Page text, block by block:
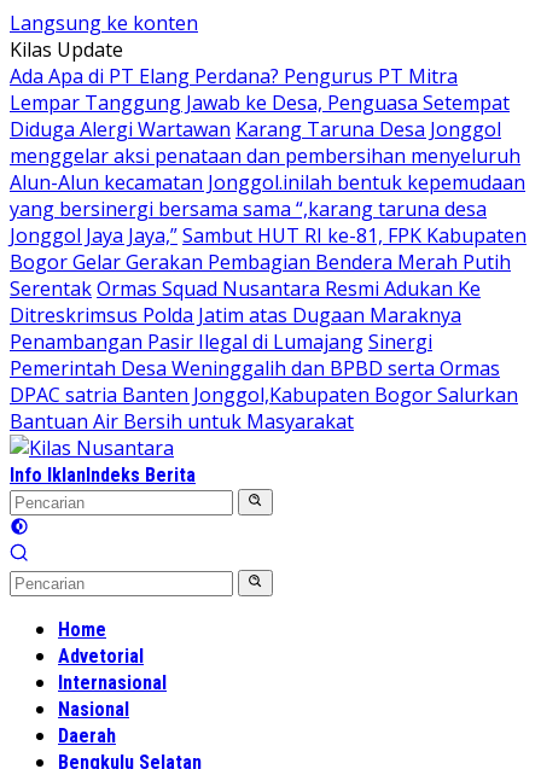
Langsung ke konten
Kilas Update
Ada Apa di PT Elang Perdana? Pengurus PT Mitra
Lempar Tanggung Jawab ke Desa, Penguasa Setempat
Diduga Alergi Wartawan Karang Taruna Desa Jonggol
menggelar aksi penataan dan pembersihan menyeluruh
Alun-Alun kecamatan Jonggol.inilah bentuk kepemudaan
yang bersinergi bersama sama “,karang taruna desa
Jonggol Jaya Jaya,”Sambut HUT RI ke-81, FPK Kabupaten
Bogor Gelar Gerakan Pembagian Bendera Merah Putih
SerentakOrmas Squad Nusantara Resmi Adukan Ke
Ditreskrimsus Polda Jatim atas Dugaan Maraknya
Penambangan Pasir Ilegal di LumajangSinergi
Pemerintah Desa Weninggalih dan BPBD serta Ormas
DPAC satria Banten Jonggol,Kabupaten Bogor Salurkan
Bantuan Air Bersih untuk Masyarakat
Info IklanIndeks Berita
Home
Advetorial
Internasional
Nasional
Daerah
Bengkulu Selatan